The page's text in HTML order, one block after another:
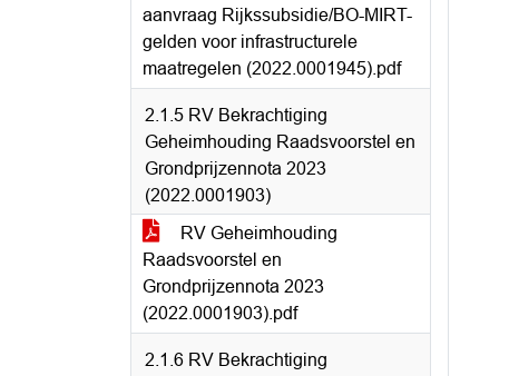
aanvraag Rijkssubsidie/BO-MIRT-
gelden voor infrastructurele
maatregelen (2022.0001945).pdf
2.1.5 RV Bekrachtiging
Geheimhouding Raadsvoorstel en
Grondprijzennota 2023
(2022.0001903)
RV Geheimhouding
Raadsvoorstel en
Grondprijzennota 2023
(2022.0001903).pdf
2.1.6 RV Bekrachtiging